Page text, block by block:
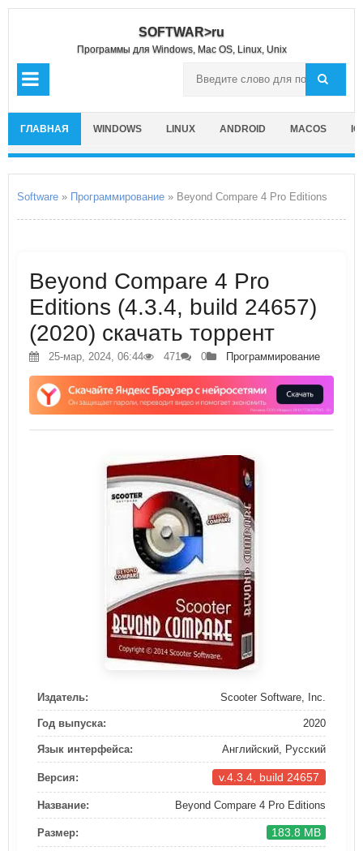
SOFTWAR>ru
Программы для Windows, Mac OS, Linux, Unix
ГЛАВНАЯ WINDOWS LINUX ANDROID MACOS
Software » Программирование » Beyond Compare 4 Pro Editions
Beyond Compare 4 Pro
Editions (4.3.4, build 24657)
(2020) скачать торрент
25-мар, 2024, 06:44 471 0 Программирование
Издатель: Scooter Software, Inc.
Год выпуска: 2020
Язык интерфейса: Английский, Русский
Версия: v.4.3.4, build 24657
Название: Beyond Compare 4 Pro Editions
Размер: 183.8 MB